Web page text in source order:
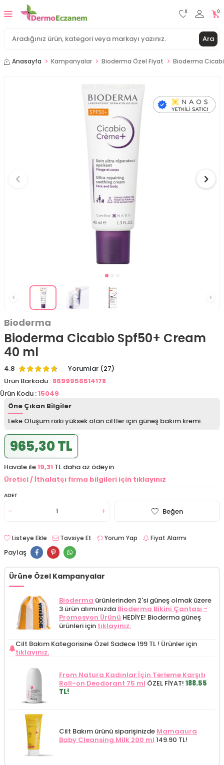
Ara
0 0
Anasayfa Kampanyalar Bioderma Özel Fiyat Bioderma
Bioderma
Bioderma Cicabio Spf50+ Cream
40 ml
4.8
Yorumlar (27)
Ürün Barkodu : 8699956514178
Ürün Kodu :15049
Öne Çıkan Bilgiler
Leke Oluşum riski yüksek olan ciltler için güneş bakım kremi.
965,30 TL
Havale ile19,31 TL daha az ödeyin.
Üretici / İthalatçı firma bilgileri için tıklayınız
ADET
Beğen
Listeye Ekle Tavsiye Et Yorum Yap Fiyat Alarmı
Paylaş
Ürüne Özel Kampanyalar
Bioderma ürünlerinden 2'si güneş olmak üzere
3 ürün alımınızda Bioderma Bikini Çantası -
Promosyon Ürünü HEDİYE! Bioderma güneş
ürünleri için tıklayınız.
Cilt Bakım Kategorisine Özel Sadece 199 TL ! Ürünler için
tıklayınız.
From Natura Kadınlar İçin Terleme Karşıtı
Roll-on Deodorant 75 ml ÖZEL FİYAT! 188.55
TL!
Cilt Bakım ürünü siparişinizde Mamaaura
Baby Cleansing Milk 200 ml 149.90 TL!